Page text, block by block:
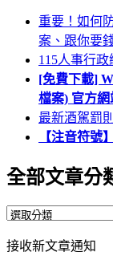
重要！如何
案、跟你要
115人事行政
[免費下載]
檔案) 官方
最新酒駕罰
【注音符號
全部文章分
全
文
接收新文章通知